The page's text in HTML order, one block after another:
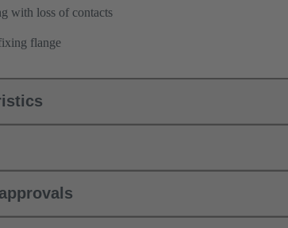
with loss of contacts
flange